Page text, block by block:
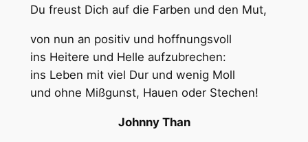
Du freust Dich auf die Farben und den Mut,
von nun an positiv und hoffnungsvoll
ins Heitere und Helle aufzubrechen:
ins Leben mit viel Dur und wenig Moll
und ohne Mißgunst, Hauen oder Stechen!
Johnny Than